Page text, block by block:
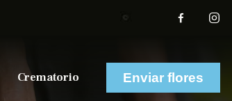
Crematorio Enviar flores